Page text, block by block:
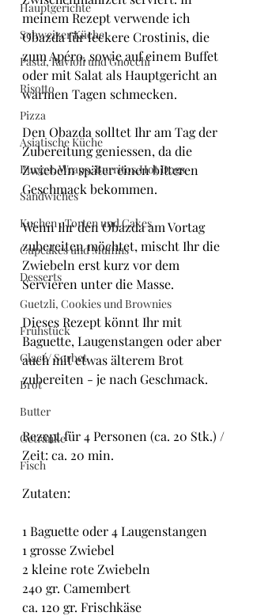
Hauptgerichte
Schweizer Küche
Pasta, Ravioli und Gnocchi
Risotto
Pizza
Asiatische Küche
Burger, Wraps, Burritos,Hot Dogs
Sandwiches
Kuchen , Torten und Cakes
Cupcakes und Muffins
Desserts
Guetzli, Cookies und Brownies
Frühstück
Glacé/ Sorbet
Brot
Butter
Getränke
Fisch
meinem Rezept verwende ich
Obazda für leckere Crostinis, die
zum Apéro, sowie auf einem Buffet
oder mit Salat als Hauptgericht an
warmen Tagen schmecken.
Den Obazda solltet Ihr am Tag der
Zubereitung geniessen, da die
Zwiebeln später einen bitteren
Geschmack bekommen.
Wenn Ihr den Obazda am Vortag
zubereiten möchtet, mischt Ihr die
Zwiebeln erst kurz vor dem
Servieren unter die Masse.
Dieses Rezept könnt Ihr mit
Baguette, Laugenstangen oder aber
auch mit etwas älterem Brot
zubereiten - je nach Geschmack.
Rezept für 4 Personen (ca. 20 Stk.) /
Zeit: ca. 20 min.
Zutaten:
1 Baguette oder 4 Laugenstangen
1 grosse Zwiebel
2 kleine rote Zwiebeln
240 gr. Camembert
ca. 120 gr. Frischkäse